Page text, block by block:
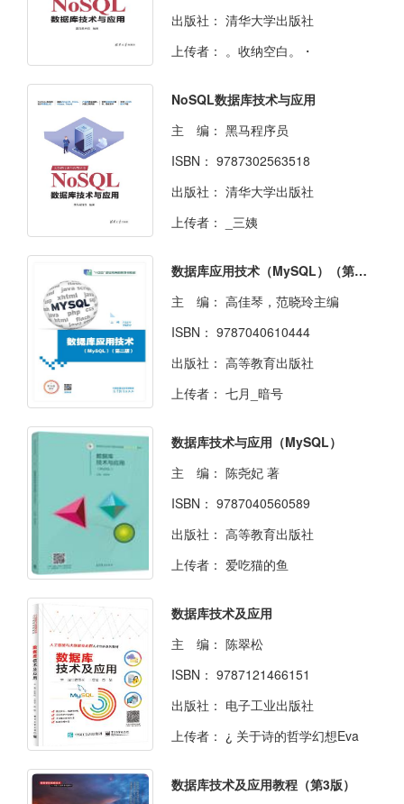
出版社： 清华大学出版社
上传者： 。收纳空白。・
NoSQL数据库技术与应用
主 编： 黑马程序员
ISBN： 9787302563518
出版社： 清华大学出版社
上传者：
_三姨
数据库应用技术（MySQL）（第二版）
主 编： 高佳琴，范晓玲主编
ISBN： 9787040610444
出版社： 高等教育出版社
上传者： 七月_暗号
数据库技术与应用（MySQL）
主 编： 陈尧妃 著
ISBN： 9787040560589
出版社： 高等教育出版社
上传者： 爱吃猫的鱼
数据库技术及应用
主 编： 陈翠松
ISBN： 9787121466151
出版社： 电子工业出版社
上传者： ¿ 关于诗的哲学幻想Eva
数据库技术及应用教程（第3版）